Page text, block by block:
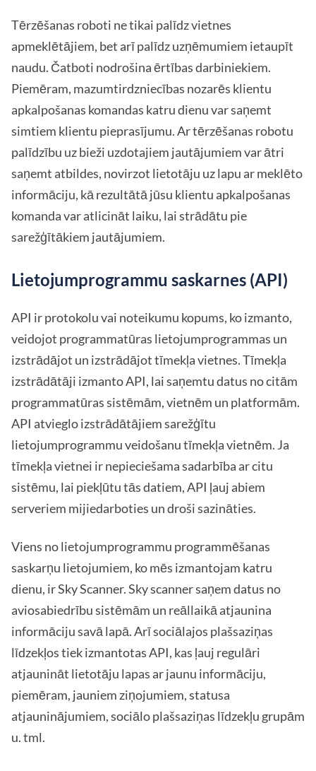
Tērzēšanas roboti ne tikai palīdz vietnes
apmeklētājiem, bet arī palīdz uzņēmumiem ietaupīt
naudu. Čatboti nodrošina ērtības darbiniekiem.
Piemēram, mazumtirdzniecības nozarēs klientu
apkalpošanas komandas katru dienu var saņemt
simtiem klientu pieprasījumu. Ar tērzēšanas robotu
palīdzību uz bieži uzdotajiem jautājumiem var ātri
saņemt atbildes, novirzot lietotāju uz lapu ar meklēto
informāciju, kā rezultātā jūsu klientu apkalpošanas
komanda var atlicināt laiku, lai strādātu pie
sarežģītākiem jautājumiem.
Lietojumprogrammu saskarnes (API)
API ir protokolu vai noteikumu kopums, ko izmanto,
veidojot programmatūras lietojumprogrammas un
izstrādājot un izstrādājot tīmekļa vietnes. Tīmekļa
izstrādātāji izmanto API, lai saņemtu datus no citām
programmatūras sistēmām, vietnēm un platformām.
API atvieglo izstrādātājiem sarežģītu
lietojumprogrammu veidošanu tīmekļa vietnēm. Ja
tīmekļa vietnei ir nepieciešama sadarbība ar citu
sistēmu, lai piekļūtu tās datiem, API ļauj abiem
serveriem mijiedarboties un droši sazināties.
Viens no lietojumprogrammu programmēšanas
saskarņu lietojumiem, ko mēs izmantojam katru
dienu, ir Sky Scanner. Sky scanner saņem datus no
aviosabiedrību sistēmām un reāllaikā atjaunina
informāciju savā lapā. Arī sociālajos plašsaziņas
līdzekļos tiek izmantotas API, kas ļauj regulāri
atjaunināt lietotāju lapas ar jaunu informāciju,
piemēram, jauniem ziņojumiem, statusa
atjauninājumiem, sociālo plašsaziņas līdzekļu grupām
u. tml.